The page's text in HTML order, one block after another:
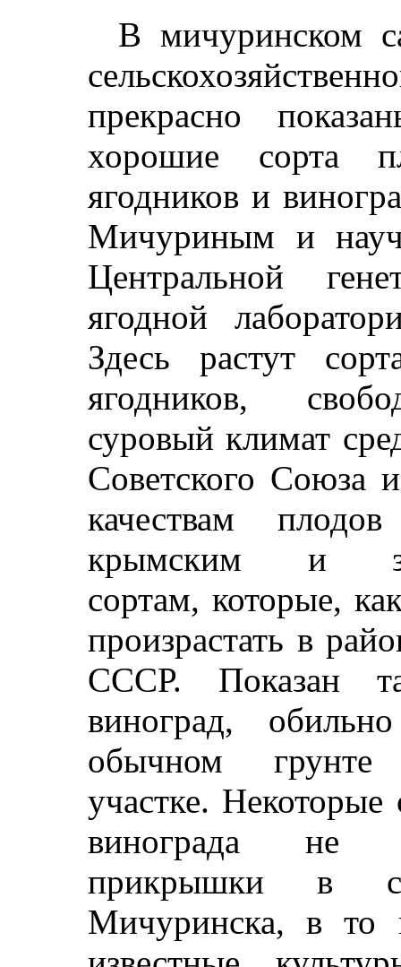
В мичуринском
прекрасно
хорошие сорта
ягодников и
Мичуриным и
Центральной
ягодной
Здесь растут
ягодников,
суровый климат
Советского Союза
качествам
крымским и
сортам, которые,
произрастать в
СССР. Показан
виноград,
обычном
участке. Некоторые
винограда не
прикрышки в
Мичуринска, в то